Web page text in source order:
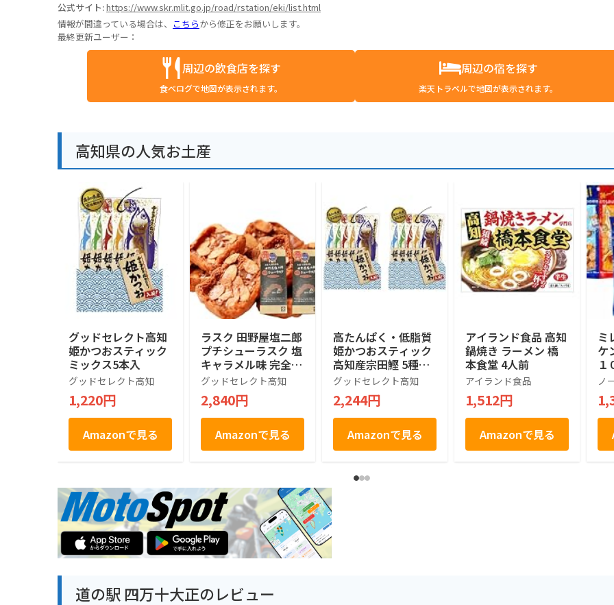
公式サイト:https://www.skr.mlit.go.jp/road/rstation/eki/list.html
情報が間違っている場合は、 こちらから修正をお願いします。
最終更新ユーザー：
周辺の飲食店を探す
食べログで地図が表示されます。
周辺の宿を探す
楽天トラベルで地図が表示されます。
高知県の人気お土産
グッドセレクト高知
姫かつおスティック
ミックス5本入
グッドセレクト高知
1,220円
Amazonで見る
ラスク 田野屋塩二郎
プチシューラスク 塩
キャラメル味 完全天
日塩使用 2箱
グッドセレクト高知
2,840円
Amazonで見る
高たんぱく・低脂質
姫かつおスティック
高知産宗田鰹 5種ア
ソート×2セット 土
佐清水食品 ミックス
グッドセレクト高知
2,244円
Amazonで見る
アイランド食品 高知
鍋焼き ラーメン 橋
本食堂 4人前
アイランド食品
1,512円
Amazonで見る
ミ
ケ
１
ト
ケ
高
戸
ノ
道の駅 四万十大正のレビュー